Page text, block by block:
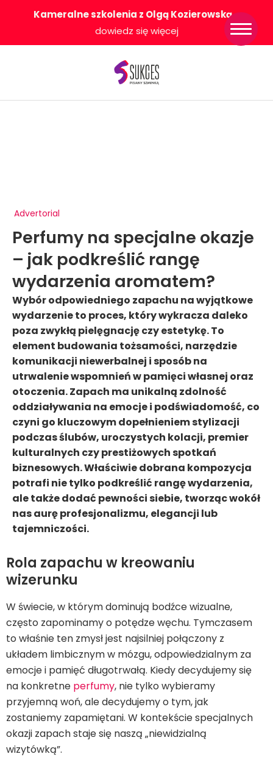
Kameralne szkolenia z Olgą Kozierowską-
dowiedz się więcej
Advertorial
Perfumy na specjalne okazje
– jak podkreślić rangę
wydarzenia aromatem?
Wybór odpowiedniego zapachu na wyjątkowe
wydarzenie to proces, który wykracza daleko
poza zwykłą pielęgnację czy estetykę. To
element budowania tożsamości, narzędzie
komunikacji niewerbalnej i sposób na
utrwalenie wspomnień w pamięci własnej oraz
otoczenia. Zapach ma unikalną zdolność
oddziaływania na emocje i podświadomość, co
czyni go kluczowym dopełnieniem stylizacji
podczas ślubów, uroczystych kolacji, premier
kulturalnych czy prestiżowych spotkań
biznesowych. Właściwie dobrana kompozycja
potrafi nie tylko podkreślić rangę wydarzenia,
ale także dodać pewności siebie, tworząc wokół
nas aurę profesjonalizmu, elegancji lub
tajemniczości.
Rola zapachu w kreowaniu
wizerunku
W świecie, w którym dominują bodźce wizualne,
często zapominamy o potędze węchu. Tymczasem
to właśnie ten zmysł jest najsilniej połączony z
układem limbicznym w mózgu, odpowiedzialnym za
emocje i pamięć długotrwałą. Kiedy decydujemy się
na konkretne perfumy, nie tylko wybieramy
przyjemną woń, ale decydujemy o tym, jak
zostaniemy zapamiętani. W kontekście specjalnych
okazji zapach staje się naszą „niewidzialną
wizytówką”.
Strona główna
Konkurs Sukces